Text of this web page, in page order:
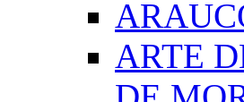
ARTE